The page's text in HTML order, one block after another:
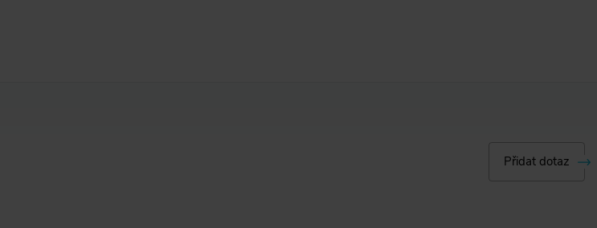
Přidat dotaz